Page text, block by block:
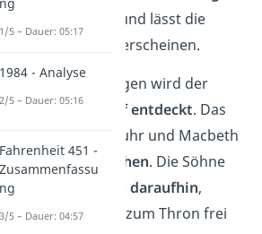
und lässt die
erscheinen.
Am nächsten Morgen wird der
Mord vonMacduff entdeckt. Das
Schloss ist in Aufruhr und Macbeth
erschlägt die Wachen. Die Söhne
des Königs
fliehen daraufhin,
wodurch der Weg zum Thron frei
1/5 – Dauer: 05:17
1984 - Analyse
2/5 – Dauer: 05:16
Fahrenheit 451 -
Zusammenfassu
ng
3/5 – Dauer: 04:57